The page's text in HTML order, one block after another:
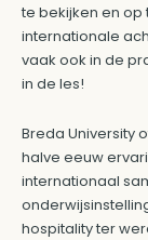
te bekijken en
internationale
vaak ook in de
in de les!
Breda University
halve eeuw
internationaal
hospitality ter